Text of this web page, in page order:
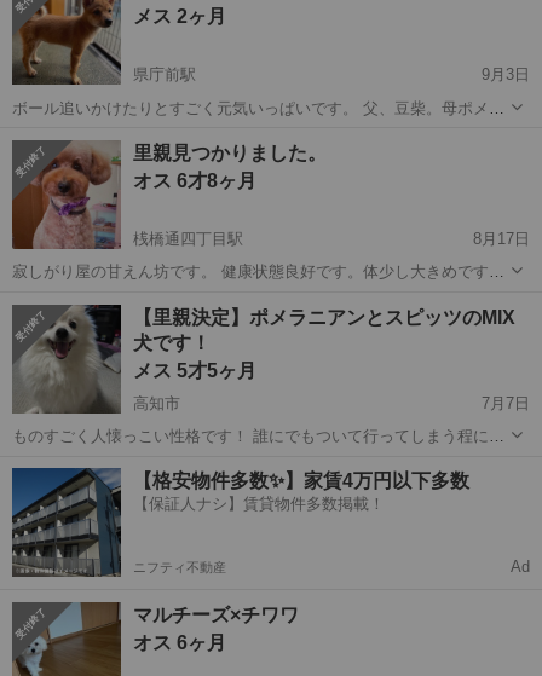
メス 2ヶ月
県庁前駅
9月3日
ボール追いかけたりとすごく元気いっぱいです。 父、豆柴。母ポメ柴
2024／6／21生まれ。 動物病院にワクチン接種行った際、特に何も言
われてないで...
高知 高知市 県庁前駅 柴犬
里親見つかりました。
オス 6才8ヶ月
桟橋通四丁目駅
8月17日
寂しがり屋の甘えん坊です。 健康状態良好です。体少し大きめです。
高知 高知市 桟橋通四丁目駅 健康状態
【里親決定】ポメラニアンとスピッツのMIX
犬です！
メス 5才5ヶ月
高知市
7月7日
ものすごく人懐っこい性格です！ 誰にでもついて行ってしまう程に人
したことがありません。 現在も元気です！ 現在狂犬病ワクチンを打っ
てないので譲渡の際まで...
高知 高知市 その他 スピッツ
【格安物件多数✨】家賃4万円以下多数
【保証人ナシ】賃貸物件多数掲載！
ニフティ不動産 Ad
マルチーズ×チワワ
オス 6ヶ月